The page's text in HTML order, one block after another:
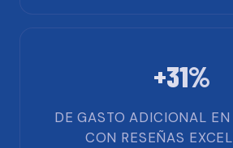
+31%
DE GASTO ADICIONAL
CON RESEÑAS